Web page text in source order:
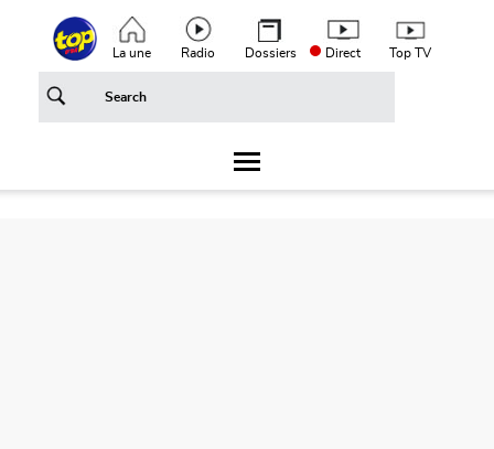
Aller au contenu principalTop header menu
La une Radio Dossiers Direct Top TV